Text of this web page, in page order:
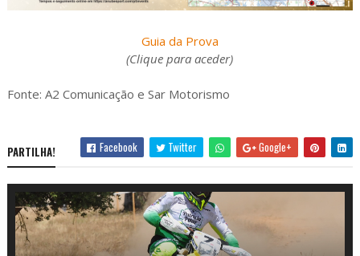
Guia da Prova
(Clique para aceder)
Fonte: A2 Comunicação e Sar Motorismo
PARTILHA! Facebook Twitter Google+